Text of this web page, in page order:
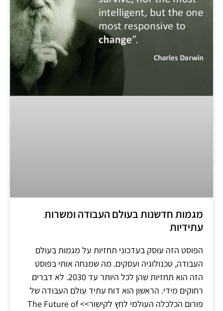
מגמות חדשנות בעולם העבודה ומשרות
עתידיות
הפוסט הזה עוסק בעדכוני תחזיות על מגמות בעולם
העבודה, טכנולוגיה ועסקים. מה שמנחה אותי בפוסט
הזה הוא תחזיות שהן לכל היותר עד 2030. לא דברים
רחוקים מידי. הראשון הוא דוח עתיד עולם העבודה של
פורום הכלכלה העולמי לחץ לקישור>> The Future of